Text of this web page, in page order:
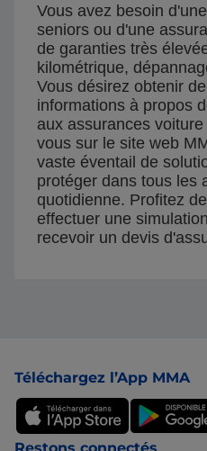
Vous avez besoin
seniors ou d'une
de garanties très
kilométrique,
Vous désirez obtenir
informations à propos
aux assurances
vous sur le site web
vaste éventail de
protéger dans tous les
quotidienne. Profitez
effectuer une
recevoir un devis
Téléchargez l’App MMA
Restons connectés